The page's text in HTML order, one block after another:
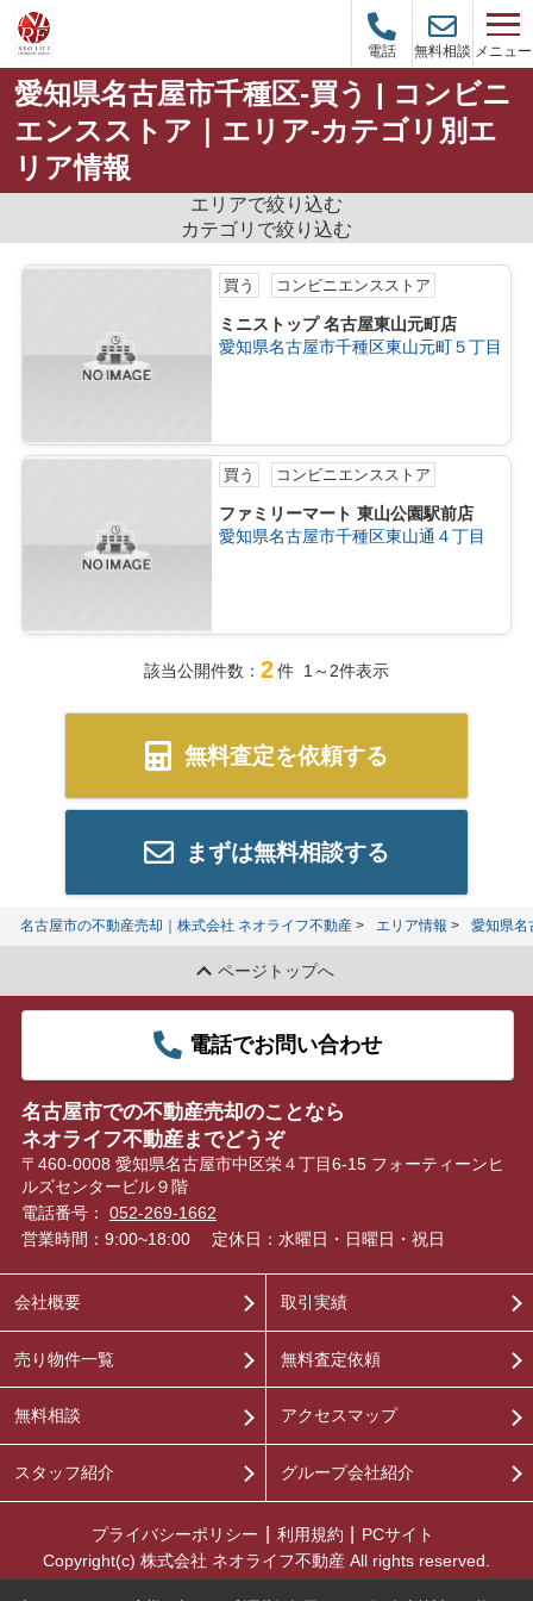
電話 無料相談 メニュー
愛知県名古屋市千種区-買う | コンビニ
エンスストア｜エリア-カテゴリ別エ
リア情報
エリアで絞り込む
カテゴリで絞り込む
買う コンビニエンスストア
ミニストップ 名古屋東山元町店
愛知県名古屋市千種区東山元町５丁目
買う コンビニエンスストア
ファミリーマート 東山公園駅前店
愛知県名古屋市千種区東山通４丁目
該当公開件数： 2件 1～2件表示
無料査定を依頼する
まずは無料相談する
名古屋市の不動産売却｜株式会社 ネオライフ不動産 エリア情報 愛知県名
ページトップへ
電話でお問い合わせ
名古屋市での不動産売却のことなら
ネオライフ不動産までどうぞ
〒460-0008 愛知県名古屋市中区栄４丁目6-15 フォーティーンヒ
ルズセンタービル９階
電話番号： 052-269-1662
営業時間：9:00~18:00
定休日：水曜日・日曜日・祝日
会社概要
売り物件一覧
無料相談
スタッフ紹介
取引実績
無料査定依頼
アクセスマップ
グループ会社紹介
プライバシーポリシー 利用規約
PCサイト
Copyright(c) 株式会社 ネオライフ不動産 All rights reserved.